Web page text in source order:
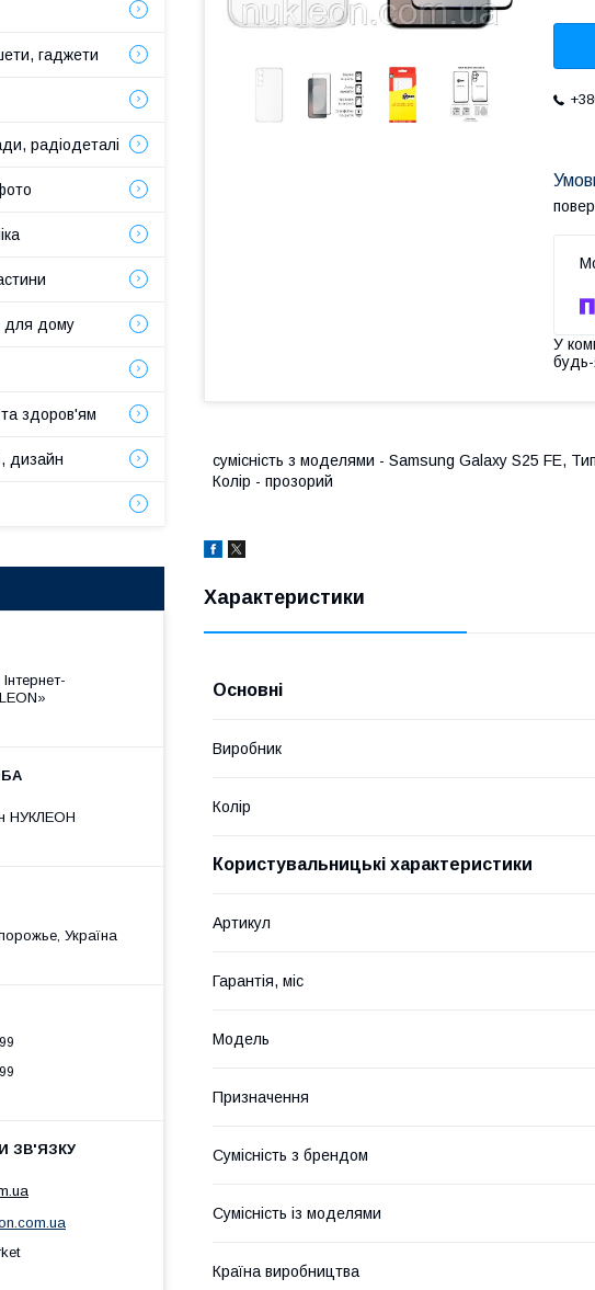
У
сумісність з моделями - Samsung Galaxy S25 FE,
Колір - прозорий
Характеристики
Основні
Виробник
Колір
Користувальницькі характеристики
Артикул
Гарантія, міс
Мoдель
Призначення
Сумісність з брендом
Сумісність із моделями
Країна виробництва
гаджети
радіодеталі
для дому
здоров'ям
дизайн
НУКЛЕОН
Україна